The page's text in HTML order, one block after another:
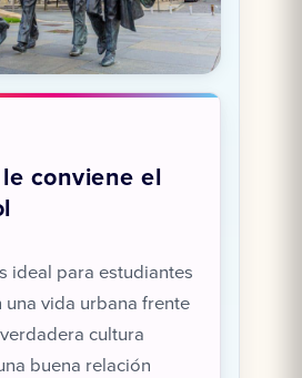
conviene el
ideal para estudiantes
una vida urbana frente
cultura
buena relación